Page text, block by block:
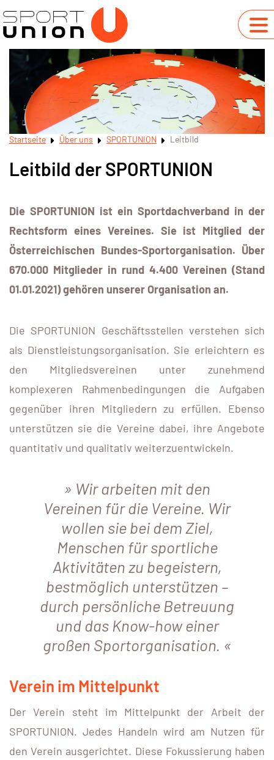
Startseite Über uns SPORTUNION Leitbild
Leitbild der SPORTUNION
Die SPORTUNION ist ein Sportdachverband in der
Rechtsform eines Vereines. Sie ist Mitglied der
Österreichischen Bundes-Sportorganisation. Über
670.000 Mitglieder in rund 4.400 Vereinen (Stand
01.01.2021) gehören unserer Organisation an.
Die SPORTUNION Geschäftsstellen verstehen sich
als Dienstleistungsorganisation. Sie erleichtern es
den Mitgliedsvereinen unter zunehmend
komplexeren Rahmenbedingungen die Aufgaben
gegenüber ihren Mitgliedern zu erfüllen. Ebenso
unterstützen sie die Vereine dabei, ihre Angebote
quantitativ und qualitativ weiterzuentwickeln.
Wir arbeiten mit den
Vereinen für die Vereine. Wir
wollen sie bei dem Ziel,
Menschen für sportliche
Aktivitäten zu begeistern,
bestmöglich unterstützen –
durch persönliche Betreuung
und das Know-how einer
großen Sportorganisation.
Verein im Mittelpunkt
Der Verein steht im Mittelpunkt der Arbeit der
SPORTUNION. Jedes Handeln wird am Nutzen für
den Verein ausgerichtet. Diese Fokussierung haben